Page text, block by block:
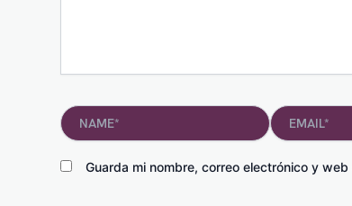
Name* Email*
Guarda mi nombre, correo electrónico y